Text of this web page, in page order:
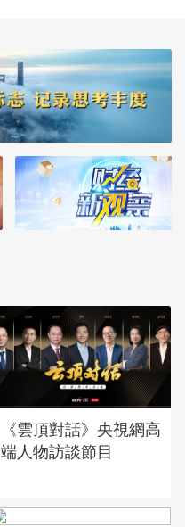
《雲頂對話》央視網高
端人物訪談節目